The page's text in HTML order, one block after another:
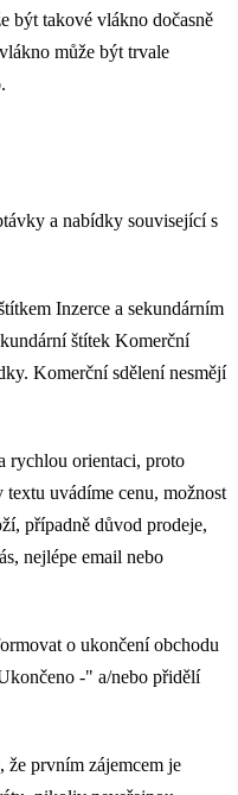
být takové vlákno dočasně
může být trvale
a nabídky související s
Inzerce a sekundárním
štítek Komerční
Komerční sdělení nesmějí
rychlou orientaci, proto
uvádíme cenu, možnost
případně důvod prodeje,
nejlépe email nebo
o ukončení obchodu
-" a/nebo přidělí
že prvním zájemcem je